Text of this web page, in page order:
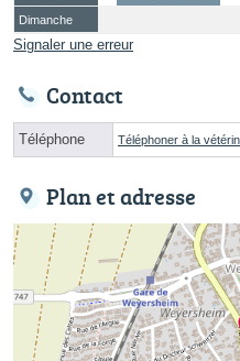
Dimanche
Signaler une erreur
Contact
Téléphone Téléphoner à la
Plan et adresse